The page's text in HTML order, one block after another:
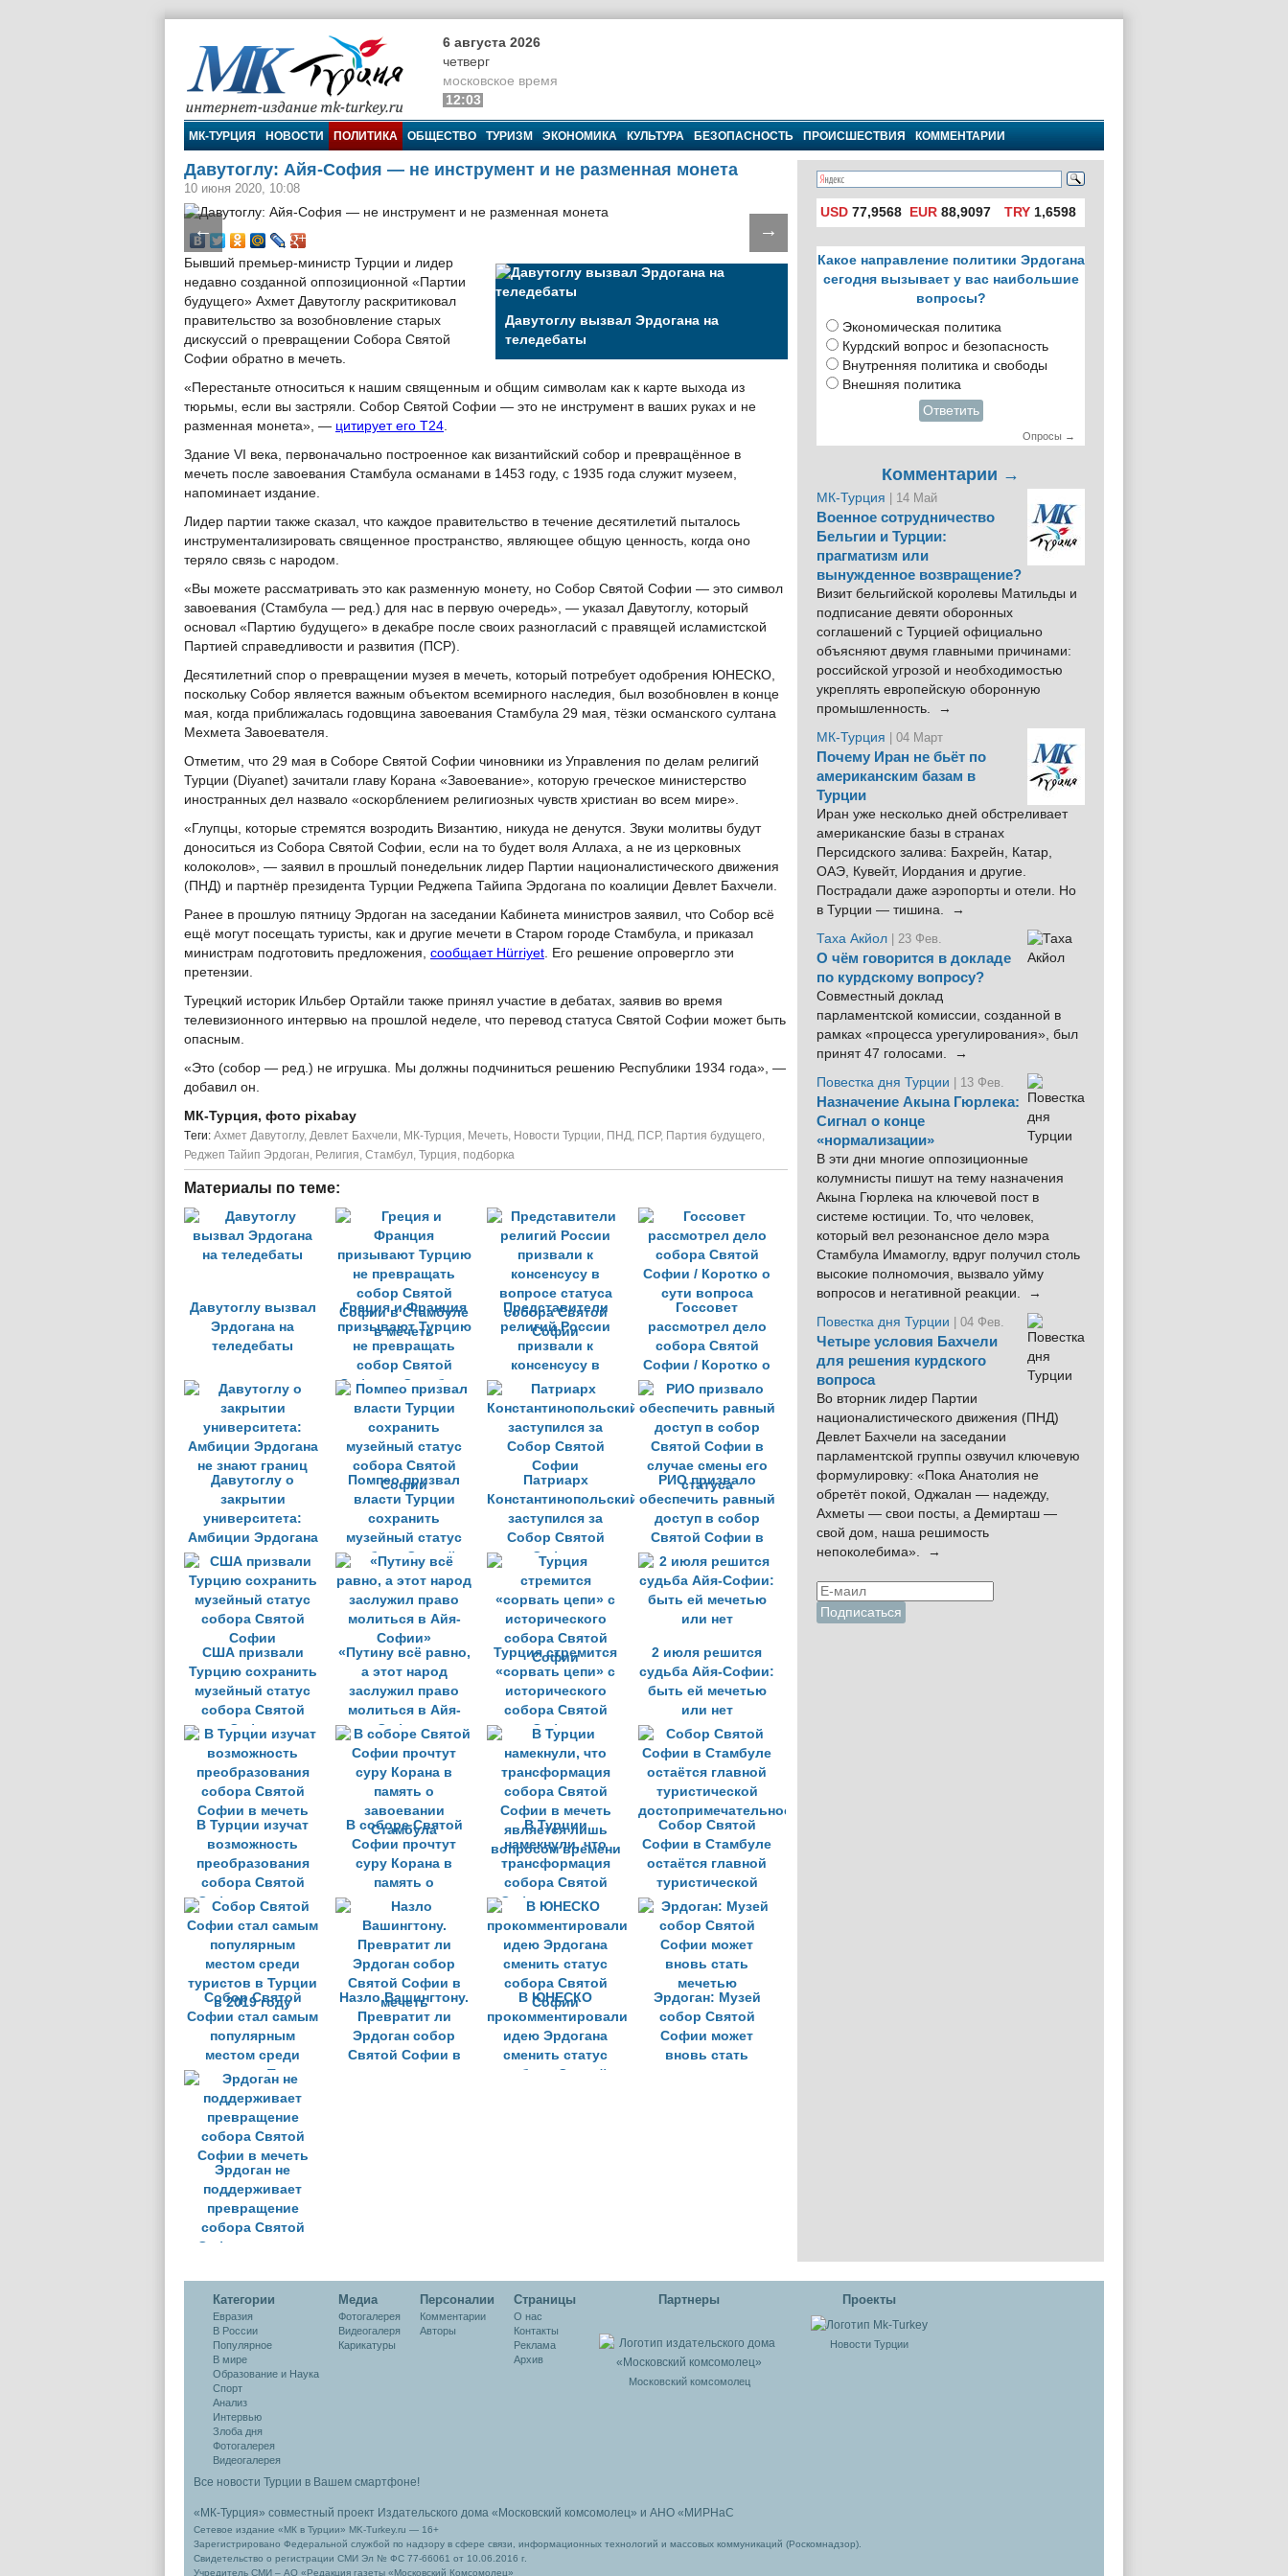
МК-Турция
6 августа 2026
четверг
московское время
12:03
МК-ТУРЦИЯ НОВОСТИ ПОЛИТИКА ОБЩЕСТВО ТУРИЗМ ЭКОНОМИКА КУЛЬТУРА БЕЗОПАСНОСТЬ ПРОИСШЕСТВИЯ КОММЕНТАРИИ
Давутоглу: Айя-София — не инструмент и не разменная монета
10 июня 2020, 10:08
← →
Давутоглу вызвал Эрдогана на
теледебаты
Бывший премьер-министр Турции и лидер
недавно созданной оппозиционной «Партии
будущего» Ахмет Давутоглу раскритиковал
правительство за возобновление старых
дискуссий о превращении Собора Святой
Софии обратно в мечеть.
«Перестаньте относиться к нашим священным и общим символам как к карте выхода из
тюрьмы, если вы застряли. Собор Святой Софии — это не инструмент в ваших руках и не
разменная монета», — цитирует его T24.
Здание VI века, первоначально построенное как византийский собор и превращённое в
мечеть после завоевания Стамбула османами в 1453 году, с 1935 года служит музеем,
напоминает издание.
Лидер партии также сказал, что каждое правительство в течение десятилетий пыталось
инструментализировать священное пространство, являющее общую ценность, когда оно
теряло связь с народом.
«Вы можете рассматривать это как разменную монету, но Собор Святой Софии — это символ
завоевания (Стамбула — ред.) для нас в первую очередь», — указал Давутоглу, который
основал «Партию будущего» в декабре после своих разногласий с правящей исламистской
Партией справедливости и развития (ПСР).
Десятилетний спор о превращении музея в мечеть, который потребует одобрения ЮНЕСКО,
поскольку Собор является важным объектом всемирного наследия, был возобновлен в конце
мая, когда приближалась годовщина завоевания Стамбула 29 мая, тёзки османского султана
Мехмета Завоевателя.
Отметим, что 29 мая в Соборе Святой Софии чиновники из Управления по делам религий
Турции (Diyanet) зачитали главу Корана «Завоевание», которую греческое министерство
иностранных дел назвало «оскорблением религиозных чувств христиан во всем мире».
«Глупцы, которые стремятся возродить Византию, никуда не денутся. Звуки молитвы будут
доноситься из Собора Святой Софии, если на то будет воля Аллаха, а не из церковных
колоколов», — заявил в прошлый понедельник лидер Партии националистического движения
(ПНД) и партнёр президента Турции Реджепа Тайипа Эрдогана по коалиции Девлет Бахчели.
Ранее в прошлую пятницу Эрдоган на заседании Кабинета министров заявил, что Собор всё
ещё могут посещать туристы, как и другие мечети в Старом городе Стамбула, и приказал
министрам подготовить предложения, сообщает Hürriyet. Его решение опровергло эти
претензии.
Турецкий историк Ильбер Ортайли также принял участие в дебатах, заявив во время
телевизионного интервью на прошлой неделе, что перевод статуса Святой Софии может быть
опасным.
«Это (собор — ред.) не игрушка. Мы должны подчиниться решению Республики 1934 года», —
добавил он.
МК-Турция, фото pixabay
Tеги: Ахмет Давутоглу, Девлет Бахчели, МК-Турция, Мечеть, Новости Турции, ПНД, ПСР, Партия будущего,
Реджеп Тайип Эрдоган, Религия, Стамбул, Турция, подборка
Материалы по теме:
Давутоглу вызвал
Эрдогана на
теледебаты
Греция и Франция
призывают Турцию
не превращать
собор Святой
Софии в Стамбуле
в мечеть
Представители
религий России
призвали к
консенсусу в
вопросе статуса
собора Святой
Софии
Госсовет
рассмотрел дело
собора Святой
Софии / Коротко о
сути вопроса
Давутоглу о
закрытии
университета:
Амбиции Эрдогана
не знают границ
Помпео призвал
власти Турции
сохранить
музейный статус
собора Святой
Софии
Патриарх
Константинопольский
заступился за
Собор Святой
Софии
РИО призвало
обеспечить равный
доступ в собор
Святой Софии в
случае смены его
статуса
США призвали
Турцию сохранить
музейный статус
собора Святой
Софии
«Путину всё равно,
а этот народ
заслужил право
молиться в Айя-
Софии»
Турция стремится
«сорвать цепи» с
исторического
собора Святой
Софии
2 июля решится
судьба Айя-Софии:
быть ей мечетью
или нет
В Турции изучат
возможность
преобразования
собора Святой
Софии в мечеть
В соборе Святой
Софии прочтут
суру Корана в
память о
завоевании
Стамбула
В Турции
намекнули, что
трансформация
собора Святой
Софии в мечеть
является лишь
вопросом времени
Собор Святой
Софии в Стамбуле
остаётся главной
туристической
достопримечательностью
Собор Святой
Софии стал самым
популярным
местом среди
туристов в Турции
в 2019 году
Назло Вашингтону.
Превратит ли
Эрдоган собор
Святой Софии в
В ЮНЕСКО
прокомментировали
идею Эрдогана
сменить статус
собора Святой
Эрдоган: Музей
собор Святой
Софии может
вновь стать
Эрдоган не
поддерживает
превращение
собора Святой
Софии в мечеть
USD 77,9568 EUR 88,9097 TRY1,6598
Какое направление политики Эрдогана
сегодня вызывает у вас наибольшие
вопросы?
Экономическая политика
Курдский вопрос и безопасность
Внутренняя политика и свободы
Внешняя политика
Ответить
Опросы →
Комментарии →
МК-Турция | 14 Май
Военное сотрудничество
Бельгии и Турции:
прагматизм или
вынужденное возвращение?
Визит бельгийской королевы Матильды и
подписание девяти оборонных
соглашений с Турцией официально
объясняют двумя главными причинами:
российской угрозой и необходимостью
укреплять европейскую оборонную
промышленность. →
МК-Турция
| 04 Март
Почему Иран не бьёт по
американским базам в
Турции
Иран уже несколько дней обстреливает
американские базы в странах
Персидского залива: Бахрейн, Катар,
ОАЭ, Кувейт, Иордания и другие.
Пострадали даже аэропорты и отели. Но
в Турции — тишина. →
Таха Акйол | 23 Фев.
О чём говорится в докладе
по курдскому вопросу?
Совместный доклад
парламентской комиссии, созданной в
рамках «процесса урегулирования», был
принят 47 голосами. →
Повестка дня Турции
| 13 Фев.
Назначение Акына Гюрлека:
Сигнал о конце
«нормализации»
В эти дни многие оппозиционные
колумнисты пишут на тему назначения
Акына Гюрлека на ключевой пост в
системе юстиции. То, что человек,
который вел резонансное дело мэра
Стамбула Имамоглу, вдруг получил столь
высокие полномочия, вызвало уйму
вопросов и негативной реакции. →
Повестка дня Турции
| 04 Фев.
Четыре условия Бахчели
для решения курдского
вопроса
Во вторник лидер Партии
националистического движения (ПНД)
Девлет Бахчели на заседании
парламентской группы озвучил ключевую
формулировку: «Пока Анатолия не
обретёт покой, Оджалан — надежду,
Ахметы — свои посты, а Демирташ —
свой дом, наша решимость
непоколебима». →
Категории
Евразия
В России
Популярное
В мире
Образование и Наука
Спорт
Анализ
Интервью
Злоба дня
Фотогалерея
Видеогалерея
Медиа
Фотогалерея
Видеогалеря
Карикатуры
Персоналии
Комментарии
Авторы
Cтраницы
О нас
Контакты
Реклама
Архив
Партнеры
Московский комсомолец
Проекты
Новости Турции
Все новости Турции в Вашем смартфоне!
«МК-Турция» совместный проект Издательского дома «Московский комсомолец» и АНО «МИРНаС
Сетевое издание «МК в Турции» MK-Turkey.ru — 16+
Зарегистрировано Федеральной службой по надзору в сфере связи, информационных технологий и массовых коммуникаций (Роскомнадзор).
Свидетельство о регистрации СМИ Эл № ФС 77-66061 от 10.06.2016 г.
Учредитель СМИ – АО «Редакция газеты «Московский Комсомолец»